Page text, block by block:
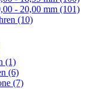
- 20,00 mm (101)
(10)
(1)
(6)
(7)